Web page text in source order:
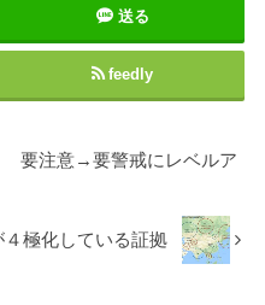
送る
feedly
要注意→要警戒にレベルア
４極化している証拠